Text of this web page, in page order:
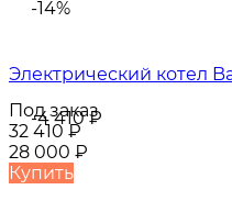
-14%
-4 410₽
Электрический котел
Под заказ
32 410 ₽
28 000 ₽
Купить